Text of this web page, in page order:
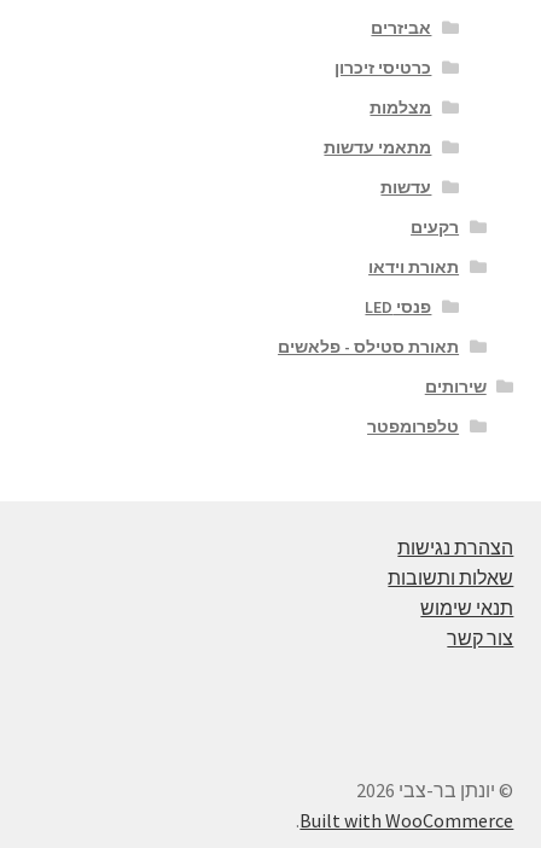
אביזרים
כרטיסי זיכרון
מצלמות
מתאמי עדשות
עדשות
רקעים
תאורת וידאו
פנסי LED
תאורת סטילס - פלאשים
שירותים
טלפרומפטר
הצהרת נגישות
שאלות ותשובות
תנאי שימוש
צור קשר
© יונתן בר-צבי 2026
Built with WooCommerce
.